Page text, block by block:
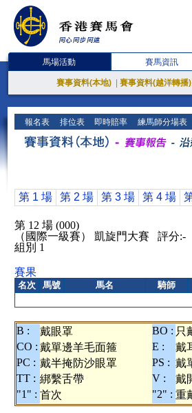
馬場活動 賽馬資訊
賽事資料(本地) 賽事資料(越洋轉播)
報名表 排位表 即時賠率 練馬師分場表
第 1 場 第 2 場 第 3 場 第 4 場
第 12 場 (000)
（國際一級賽） 凱旋門大賽 評分
組別 1
賽果
名次 馬號 馬名 騎師
B : 戴眼罩 BO : 只
CO : 戴單邊羊毛面箍 E : 戴
PC : 戴半掩防沙眼罩 PS : 戴
TT : 綁繫舌帶 V : 戴
"1" : 首次 "2" : 重